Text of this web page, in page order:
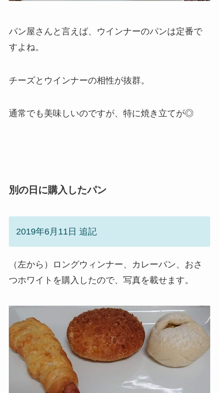
パン屋さんと言えば、ウインナーのパンは定番で
すよね。
チーズとウインナーの相性が抜群。
通常でも美味しいのですが、特に焼き立てが◎
別の日に購入したパン
2019年6月11日 追記
（左から）ロングウィンナー、カレーパン、おさ
つホワイトを購入したので、写真を載せます。